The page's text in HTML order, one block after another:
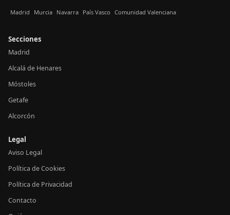
Madrid Murcia Navarra País Vasco Comunidad Valenciana
Secciones
Madrid
Alcalá de Henares
Móstoles
Getafe
Alcorcón
Legal
Aviso Legal
Política de Cookies
Política de Privacidad
Contacto